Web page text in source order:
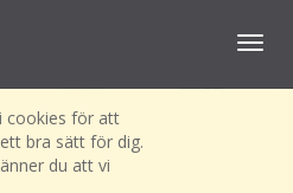
cookies för att
bra sätt för dig.
du att vi
Toggle